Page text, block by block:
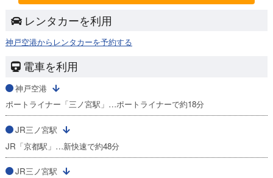
レンタカーを利用
神戸空港からレンタカーを予約する
電車を利用
神戸空港
ポートライナー「三ノ宮駅」…ポートライナーで約18分
JR三ノ宮駅
JR「京都駅」…新快速で約48分
JR三ノ宮駅